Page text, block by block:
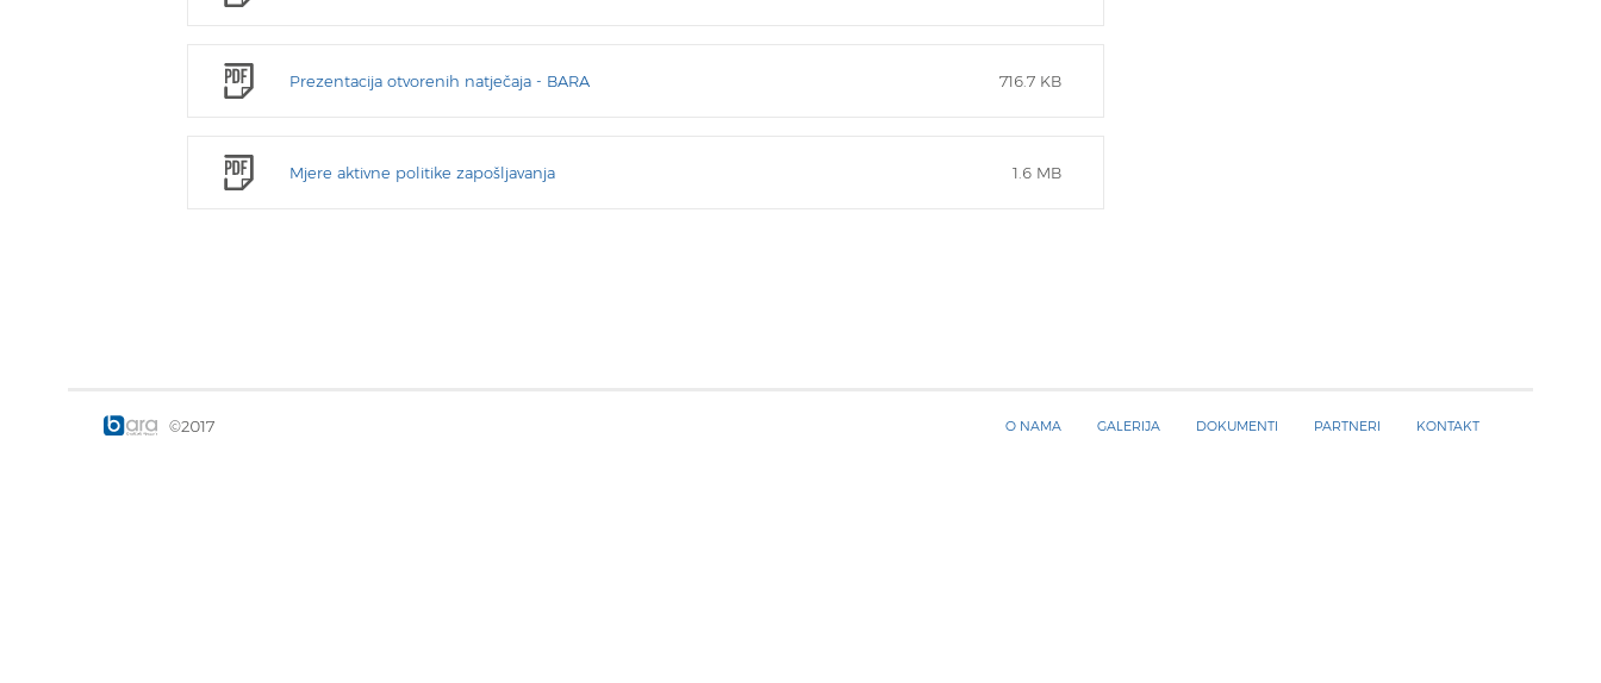
Prezentacija otvorenih natječaja - BARA 716.7 KB
Mjere aktivne politike zapošljavanja 1.6 MB
©2017 O NAMA GALERIJA DOKUMENTI PARTNERI KONTAKT